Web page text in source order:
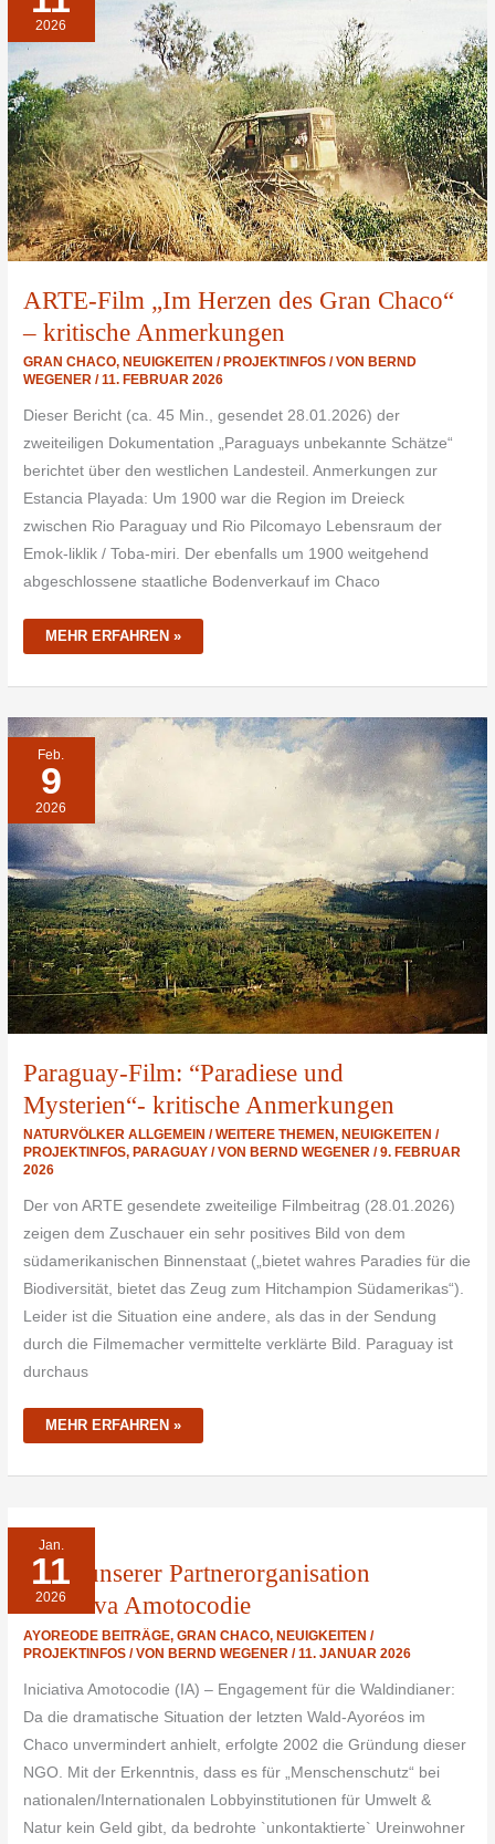
2026
ARTE-Film „Im Herzen des Gran Chaco“
– kritische Anmerkungen
GRAN CHACO, NEUIGKEITEN / PROJEKTINFOS / VON BERND
WEGENER/11. FEBRUAR 2026
Dieser Bericht (ca. 45 Min., gesendet 28.01.2026) der
zweiteiligen Dokumentation „Paraguays unbekannte Schätze“
berichtet über den westlichen Landesteil. Anmerkungen zur
Estancia Playada: Um 1900 war die Region im Dreieck
zwischen Rio Paraguay und Rio Pilcomayo Lebensraum der
Emok-liklik / Toba-miri. Der ebenfalls um 1900 weitgehend
abgeschlossene staatliche Bodenverkauf im Chaco
DES
GRAN
CHACO“
ANMERKUNGEN
MEHR ERFAHREN »
Feb.
9
2026
Paraguay-Film: “Paradiese und
Mysterien“- kritische Anmerkungen
NATURVÖLKER ALLGEMEIN / WEITERE THEMEN, NEUIGKEITEN /
PROJEKTINFOS, PARAGUAY / VON BERND WEGENER/9. FEBRUAR
2026
Der von ARTE gesendete zweiteilige Filmbeitrag (28.01.2026)
zeigen dem Zuschauer ein sehr positives Bild von dem
südamerikanischen Binnenstaat („bietet wahres Paradies für die
Biodiversität, bietet das Zeug zum Hitchampion Südamerikas“).
Leider ist die Situation eine andere, als das in der Sendung
durch die Filmemacher vermittelte verklärte Bild. Paraguay ist
durchaus
PARAGUAY-
FILM:
“PARADIESE
UND
MYSTERIEN“-
KRITISCHE
ANMERKUNGEN
MEHR ERFAHREN »
Jan.
11
2026
Dank unserer Partnerorganisation
Iniciativa Amotocodie
AYOREODE BEITRÄGE,GRAN CHACO,NEUIGKEITEN /
PROJEKTINFOS / VONBERND WEGENER/11. JANUAR 2026
Iniciativa Amotocodie (IA) – Engagement für die Waldindianer:
Da die dramatische Situation der letzten Wald-Ayoréos im
Chaco unvermindert anhielt, erfolgte 2002 die Gründung dieser
NGO. Mit der Erkenntnis, dass es für „Menschenschutz“ bei
nationalen/Internationalen Lobbyinstitutionen für Umwelt &
Natur kein Geld gibt, da bedrohte `unkontaktierte` Ureinwohner
DANK
UNSERER
PARTNERORGANISATION
INICIATIVA
AMOTOCODIE